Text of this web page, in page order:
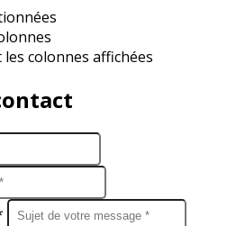
colonnes affichées